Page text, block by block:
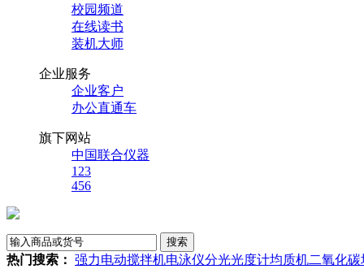
校园频道
在线读书
装机大师
企业服务
企业客户
办公直通车
旗下网站
中国联合仪器
123
456
热门搜索： 强力电动搅拌机电泳仪分光光度计均质机二氧化